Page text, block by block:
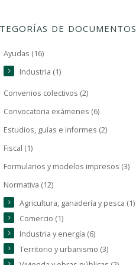
DE DOCUMENTOS
Ayudas (16)
Industria (1)
Convenios colectivos (2)
Convocatoria exámenes (6)
Estudios, guías e informes (2)
Fiscal (1)
Formularios y modelos impresos (3)
Normativa (12)
Agricultura, ganadería y pesca (1)
Comercio (1)
Industria y energía (6)
Territorio y urbanismo (3)